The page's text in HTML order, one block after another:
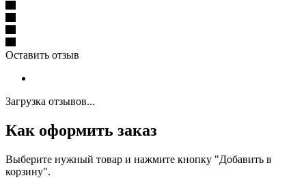
Оставить отзыв
Загрузка отзывов...
Как оформить заказ
Выберите нужный товар и нажмите кнопку "Добавить в
корзину".